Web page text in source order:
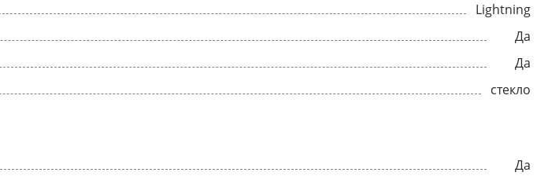
Lightning
Да
Да
стекло
Да